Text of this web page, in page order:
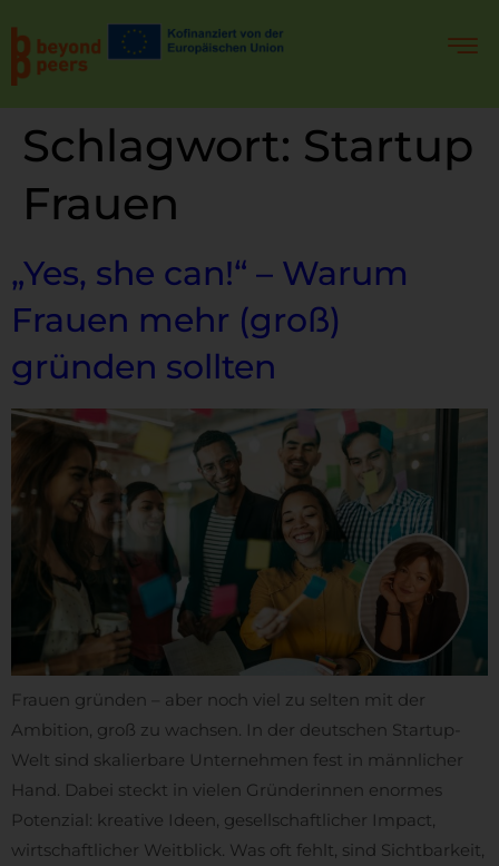
Schlagwort: Startup
Frauen
„Yes, she can!“ – Warum
Frauen mehr (groß)
gründen sollten
Frauen gründen – aber noch viel zu selten mit der
Ambition, groß zu wachsen. In der deutschen Startup-
Welt sind skalierbare Unternehmen fest in männlicher
Hand. Dabei steckt in vielen Gründerinnen enormes
Potenzial: kreative Ideen, gesellschaftlicher Impact,
wirtschaftlicher Weitblick. Was oft fehlt, sind Sichtbarkeit,